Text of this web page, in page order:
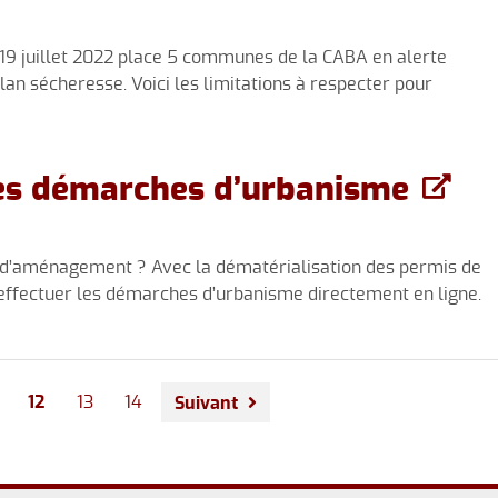
juillet 2022 place 5 communes de la CABA en alerte
sécheresse. Voici les limitations à respecter pour
démarches d’urbanisme
? Avec la dématérialisation des permis de
les démarches d’urbanisme directement en ligne.
12 13 14 Suivant